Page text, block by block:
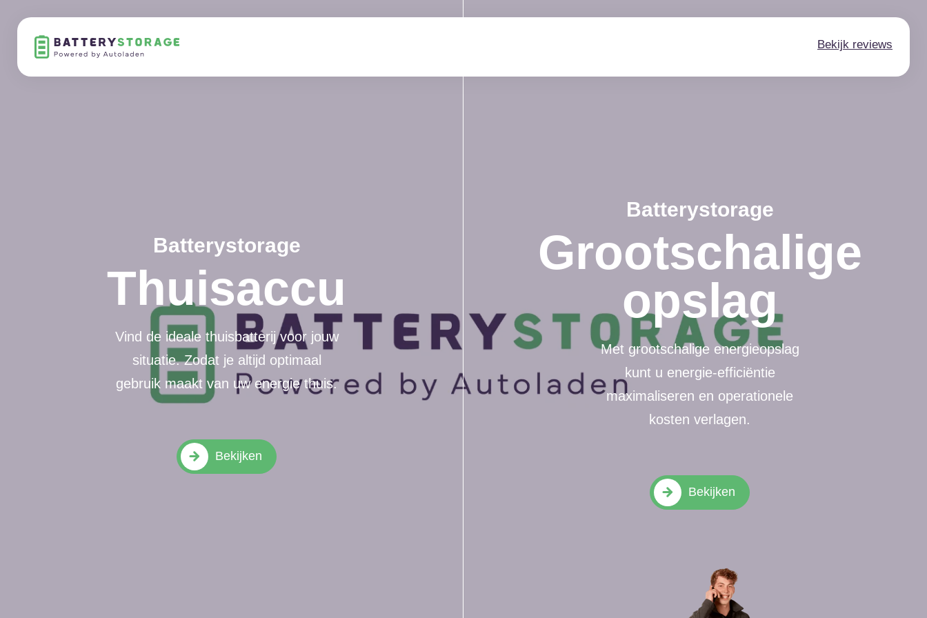
Bekijk reviews
Batterystorage
Thuisaccu
Vind de ideale thuisbatterij voor jouw
situatie. Zodat je altijd optimaal
gebruik maakt van uw energie thuis.
Bekijken
Batterystorage
Grootschalige
opslag
Met grootschalige energieopslag
kunt u energie-efficiëntie
maximaliseren en operationele
kosten verlagen.
Bekijken